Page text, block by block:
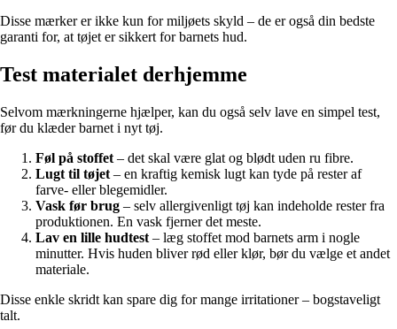
Disse mærker er ikke kun for miljøets skyld – de er også din bedste
garanti for, at tøjet er sikkert for barnets hud.
Test materialet derhjemme
Selvom mærkningerne hjælper, kan du også selv lave en simpel test,
før du klæder barnet i nyt tøj.
Føl på stoffet – det skal være glat og blødt uden ru fibre.
Lugt til tøjet – en kraftig kemisk lugt kan tyde på rester af
farve- eller blegemidler.
Vask før brug – selv allergivenligt tøj kan indeholde rester fra
produktionen. En vask fjerner det meste.
Lav en lille hudtest – læg stoffet mod barnets arm i nogle
minutter. Hvis huden bliver rød eller klør, bør du vælge et andet
materiale.
Disse enkle skridt kan spare dig for mange irritationer – bogstaveligt
talt.